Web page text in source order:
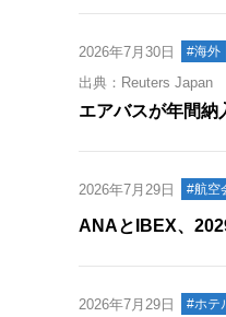
2026年7月30日 #海外
出典：Reuters Japan
エアバスが年間納
2026年7月29日 #航空
ANAとIBEX、
2026年7月29日 #ホテ